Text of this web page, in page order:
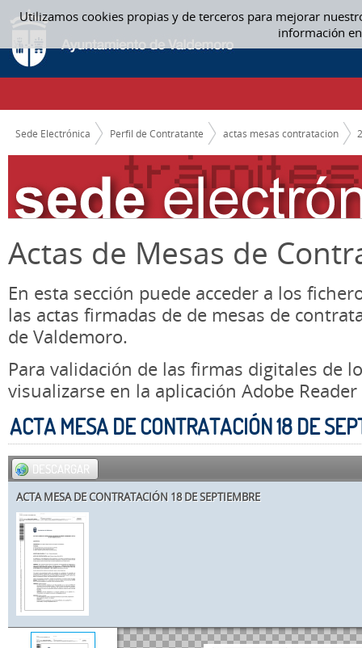
Utilizamos cookies propias y de terceros para mejorar
información
Saltar al contenido
ACTAS MESAS CONTRATACION
CAMINO DE MIGAS
Sede Electrónica Perfil de Contratante actas mesas contratacion
Actas de Mesas de
En esta sección puede acceder a los
las actas firmadas de de mesas de
de Valdemoro.
Para validación de las firmas digitales de
visualizarse en la aplicación Adobe Reader
ACTA MESA DE CONTRATACIÓN 18 DE
DESCARGAR
ACTA MESA DE CONTRATACIÓN 18 DE SEPTIEMBRE